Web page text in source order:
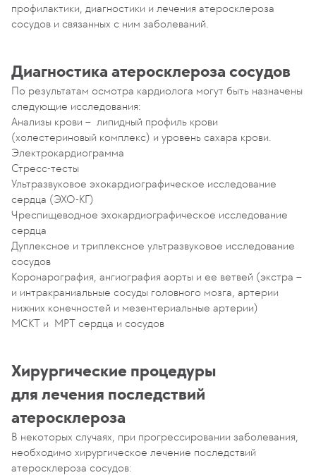
профилактики, диагностики и лечения атеросклероза
сосудов и связанных с ним заболеваний.
Диагностика атеросклероза сосудов
По результатам осмотра кардиолога могут быть назначены
следующие исследования:
Анализы крови – липидный профиль крови
(холестериновый комплекс) и уровень сахара крови.
Электрокардиограмма
Стресс-тесты
Ультразвуковое эхокардиографическое исследование
сердца (ЭХО-КГ)
Чреспищеводное эхокардиографическое исследование
сердца
Дуплексное и триплексное ультразвуковое исследование
сосудов
Коронарография, ангиография аорты и ее ветвей (экстра –
и интракраниальные сосуды головного мозга, артерии
нижних конечностей и мезентериальные артерии)
МСКТ и МРТ сердца и сосудов
Хирургические процедуры
для лечения последствий
атеросклероза
В некоторых случаях, при прогрессировании заболевания,
необходимо хирургическое лечение последствий
атеросклероза сосудов: